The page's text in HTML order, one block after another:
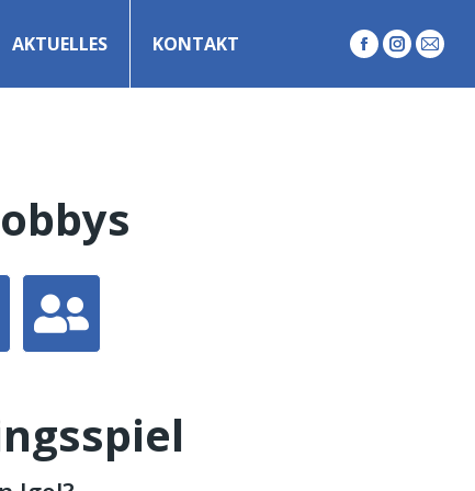
AKTUELLES KONTAKT
Facebook
E-
Mail